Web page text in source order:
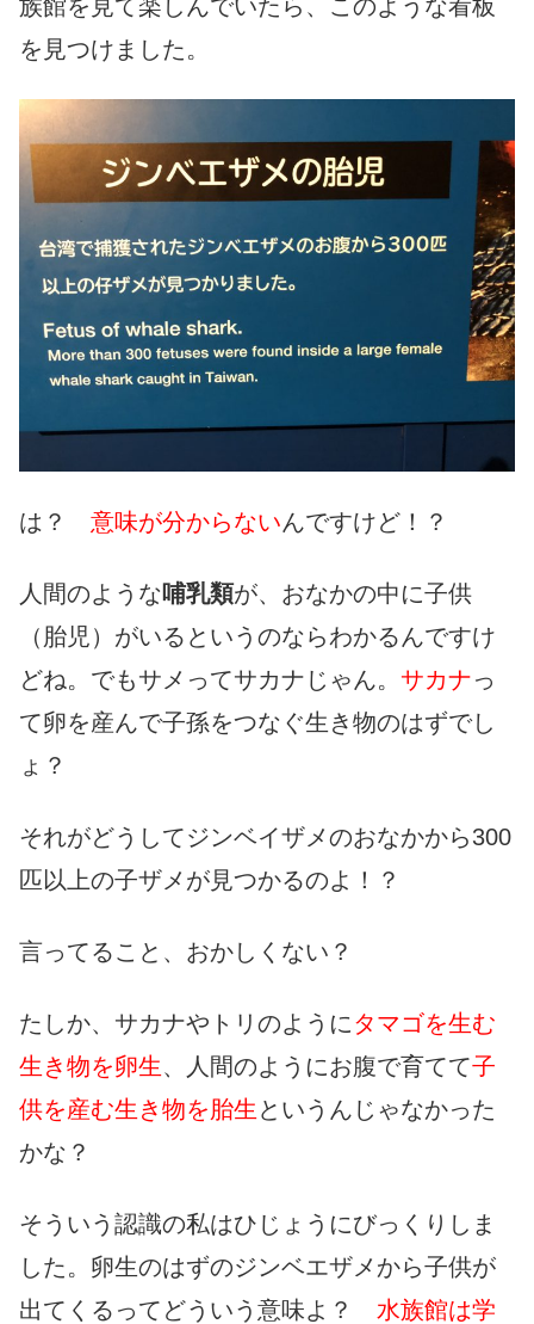
族館を見て楽しんでいたら、このような看板
を見つけました。
は？ 意味が分からないんですけど！？
人間のような哺乳類が、おなかの中に子供
（胎児）がいるというのならわかるんですけ
どね。でもサメってサカナじゃん。 サカナっ
て卵を産んで子孫をつなぐ生き物のはずでし
ょ？
それがどうしてジンベイザメのおなかから300
匹以上の子ザメが見つかるのよ！？
言ってること、おかしくない？
たしか、サカナやトリのようにタマゴを生む
生き物を卵生、人間のようにお腹で育てて子
供を産む生き物を胎生 というんじゃなかった
かな？
そういう認識の私はひじょうにびっくりしま
した。卵生のはずのジンベエザメから子供が
出てくるってどういう意味よ？ 水族館は学